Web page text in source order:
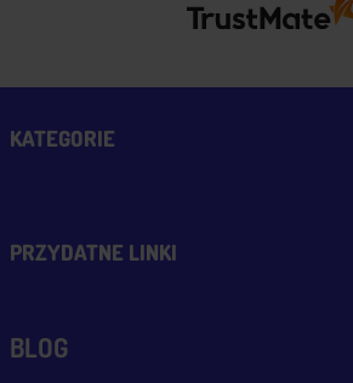
KATEGORIE
PRZYDATNE LINKI
BLOG